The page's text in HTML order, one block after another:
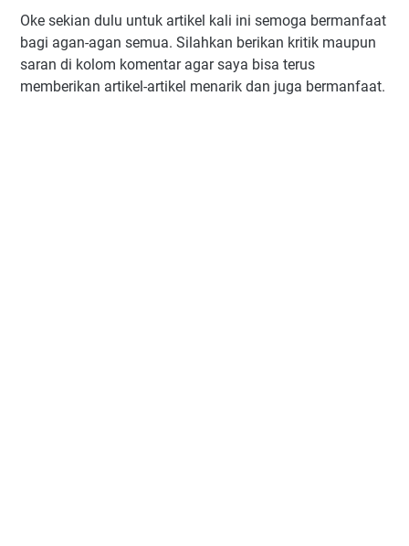
Oke sekian dulu untuk artikel kali ini semoga bermanfaat
bagi agan-agan semua. Silahkan berikan kritik maupun
saran di kolom komentar agar saya bisa terus
memberikan artikel-artikel menarik dan juga bermanfaat.